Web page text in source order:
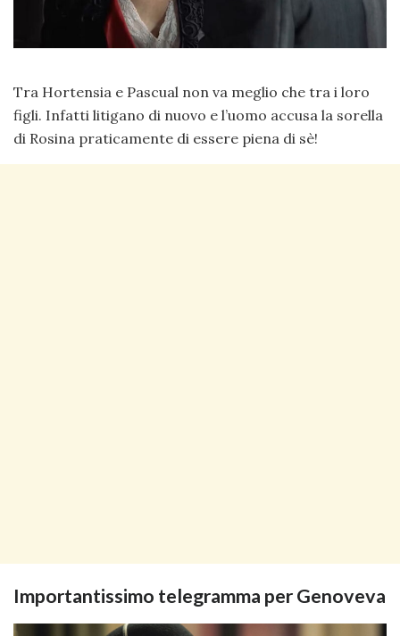
Tra Hortensia e Pascual non va meglio che tra i loro
figli. Infatti litigano di nuovo e l’uomo accusa la sorella
di Rosina praticamente di essere piena di sè!
Importantissimo telegramma per Genoveva